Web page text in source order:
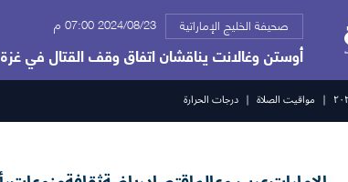
صحيفة الخليج الإماراتية 2024/08/23 07:00 م
أوستن وغالانت يناقشان اتفاق وقف القتال في غزة